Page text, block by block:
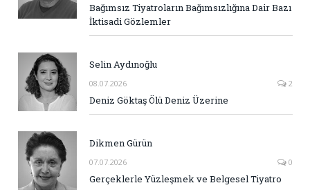
Bağımsız Tiyatroların Bağımsızlığına Dair Bazı
İktisadi Gözlemler
Selin Aydınoğlu
08.07.2026 2
Deniz Göktaş Ölü Deniz Üzerine
Dikmen Gürün
07.07.2026 0
Gerçeklerle Yüzleşmek ve Belgesel Tiyatro